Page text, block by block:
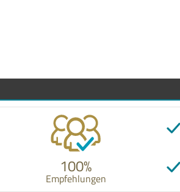
100%
Empfehlungen